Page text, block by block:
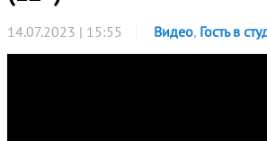
14.07.2023 | 15:55 Видео, Гость в